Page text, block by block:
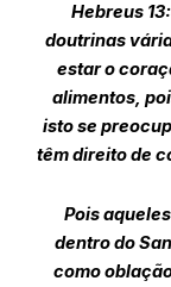
Hebreus
doutrinas
estar o
alimentos,
isto se
têm direito de
Pois
dentro do
como